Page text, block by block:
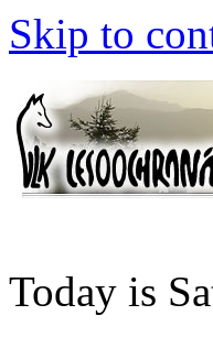
Skip to
Today is